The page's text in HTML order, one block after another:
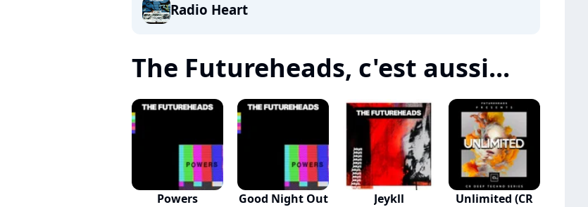
Radio Heart
The Futureheads, c'est aussi...
Powers
Good Night Out
Jeykll
Unlimited (CR